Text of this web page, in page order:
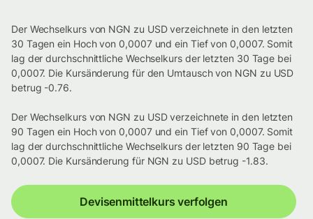
Der Wechselkurs von NGN zu USD verzeichnete in den letzten
30 Tagen ein Hoch von 0,0007 und ein Tief von 0,0007. Somit
lag der durchschnittliche Wechselkurs der letzten 30 Tage bei
0,0007. Die Kursänderung für den Umtausch von NGN zu USD
betrug -0.76.
Der Wechselkurs von NGN zu USD verzeichnete in den letzten
90 Tagen ein Hoch von 0,0007 und ein Tief von 0,0007. Somit
lag der durchschnittliche Wechselkurs der letzten 90 Tage bei
0,0007. Die Kursänderung für NGN zu USD betrug -1.83.
Devisenmittelkurs verfolgen